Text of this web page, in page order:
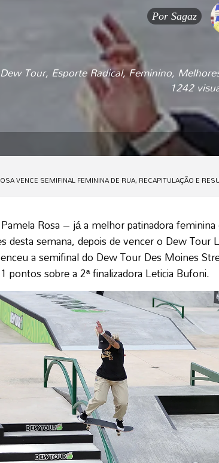
Por Sagaz
Dew Tour, Esporte Radical,Feminino,
1242
VENCE SEMIFINAL FEMININA DE RUA, RECAPITULAÇÃO E
Rosa – já a melhor patinadora
desta semana, depois de vencer o Dew Tour
a semifinal do Dew Tour Des Moines
pontos sobre a 2ª finalizadora Leticia Bufoni.